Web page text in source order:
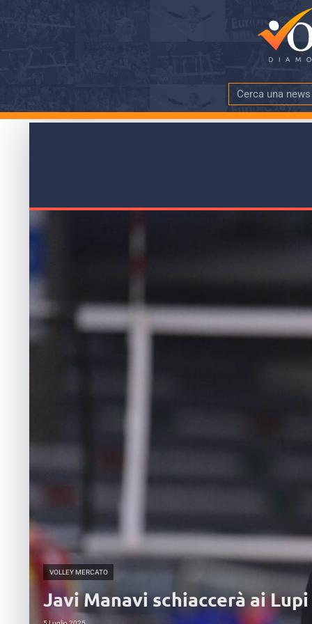
VOLLEY MERCATO
Javi Manavi schiaccerà ai